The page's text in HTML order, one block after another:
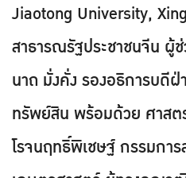
Jiaotong University,
สาธารณรัฐประชาชนจีน ผู้
นาถ มั่งคั่ง รองอธิการบดีฝ่
ทรัพย์สิน พร้อมด้วย ศาส
โรจนฤทธิ์พิเชษฐ์ กรรมกา